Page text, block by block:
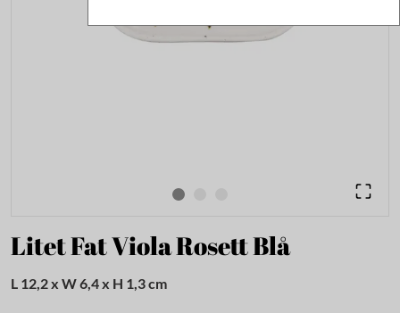
Litet Fat Viola Rosett Blå
L 12,2 x W 6,4 x H 1,3 cm